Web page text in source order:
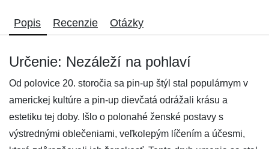
Popis Recenzie Otázky
Určenie: Nezáleží na pohlaví
Od polovice 20. storočia sa pin-up štýl stal populárnym v
americkej kultúre a pin-up dievčatá odrážali krásu a
estetiku tej doby. Išlo o polonahé ženské postavy s
výstrednými oblečeniami, veľkolepým líčením a účesmi,